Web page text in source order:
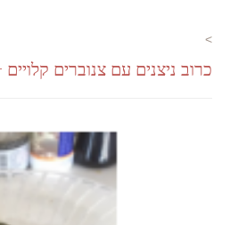
>
כרוב ניצנים עם צנוברים